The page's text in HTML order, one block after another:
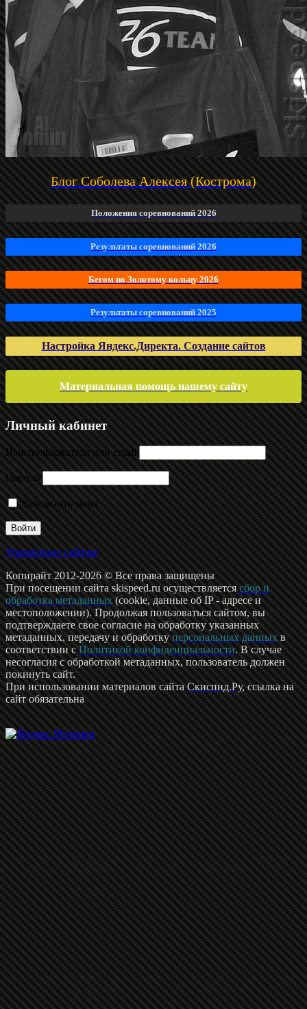
Блог Соболева Алексея (Кострома)
Положения соревнований 2026
Результаты соревнований 2026
Бегом по Золотому кольцу 2026
Результаты соревнований 2025
Настройка Яндекс.Директа. Создание сайтов
Материальная помощь нашему сайту
Личный кабинет
Имя пользователя или email
Пароль
Запомнить меня
Управление сайтом
Копирайт 2012-2026 © Все права защищены
При посещении сайта skispeed.ru осуществляетсясбор и
обработка метаданных(cookie, данные об IP - адресе и
местоположении). Продолжая пользоваться сайтом, вы
подтверждаете свое согласие на обработку указанных
метаданных, передачу и обработкуперсональных данныхв
соответствии сПолитикой конфиденциальности. В случае
несогласия с обработкой метаданных, пользователь должен
покинуть сайт.
При использовании материалов сайтаСкиспид.Ру, ссылка на
сайт обязательна